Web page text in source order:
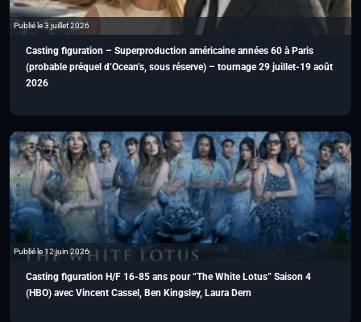
Publié le 3 juillet 2026
Casting figuration – Superproduction américaine années 60 à Paris
(probable préquel d’Ocean’s, sous réserve) – tournage 29 juillet-19 août
2026
Publié le 12 juin 2026
Casting figuration H/F 16-85 ans pour “The White Lotus” Saison 4
(HBO) avec Vincent Cassel, Ben Kingsley, Laura Dern